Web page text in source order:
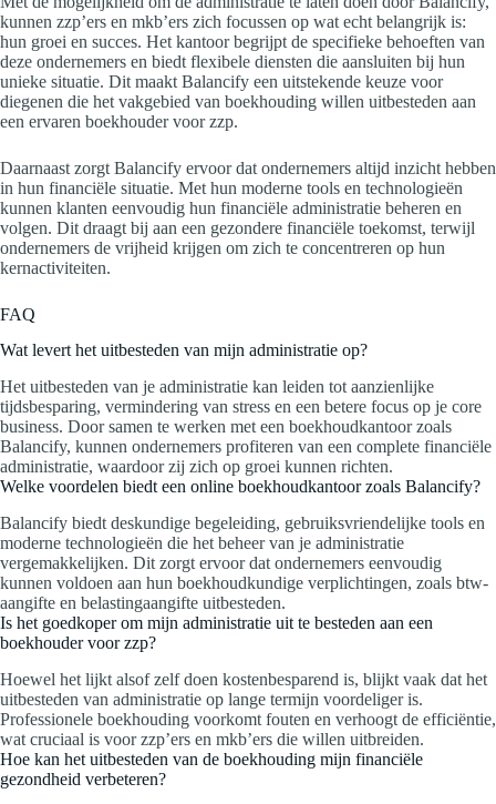
kunnen zzp’ers en mkb’ers zich focussen op wat echt belangrijk is:
hun groei en succes. Het kantoor begrijpt de specifieke behoeften van
deze ondernemers en biedt flexibele diensten die aansluiten bij hun
unieke situatie. Dit maakt Balancify een uitstekende keuze voor
diegenen die het vakgebied van boekhouding willen uitbesteden aan
een ervaren boekhouder voor zzp.
Daarnaast zorgt Balancify ervoor dat ondernemers altijd inzicht hebben
in hun financiële situatie. Met hun moderne tools en technologieën
kunnen klanten eenvoudig hun financiële administratie beheren en
volgen. Dit draagt bij aan een gezondere financiële toekomst, terwijl
ondernemers de vrijheid krijgen om zich te concentreren op hun
kernactiviteiten.
FAQ
Wat levert het uitbesteden van mijn administratie op?
Het uitbesteden van je administratie kan leiden tot aanzienlijke
tijdsbesparing, vermindering van stress en een betere focus op je core
business. Door samen te werken met een boekhoudkantoor zoals
Balancify, kunnen ondernemers profiteren van een complete financiële
administratie, waardoor zij zich op groei kunnen richten.
Welke voordelen biedt een online boekhoudkantoor zoals Balancify?
Balancify biedt deskundige begeleiding, gebruiksvriendelijke tools en
moderne technologieën die het beheer van je administratie
vergemakkelijken. Dit zorgt ervoor dat ondernemers eenvoudig
kunnen voldoen aan hun boekhoudkundige verplichtingen, zoals btw-
aangifte en belastingaangifte uitbesteden.
Is het goedkoper om mijn administratie uit te besteden aan een
boekhouder voor zzp?
Hoewel het lijkt alsof zelf doen kostenbesparend is, blijkt vaak dat het
uitbesteden van administratie op lange termijn voordeliger is.
Professionele boekhouding voorkomt fouten en verhoogt de efficiëntie,
wat cruciaal is voor zzp’ers en mkb’ers die willen uitbreiden.
Hoe kan het uitbesteden van de boekhouding mijn financiële
gezondheid verbeteren?